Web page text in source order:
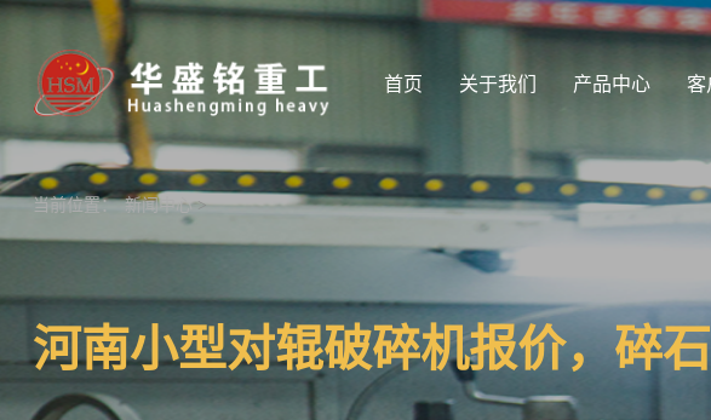
首页 关于我们 产品中心 客
当前位置： 新闻中心>
河南小型对辊破碎机报价，碎